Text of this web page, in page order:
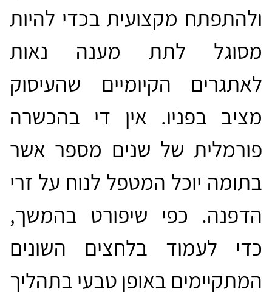
ולהתפתח מקצועית בכדי להיות
מסוגל לתת מענה נאות
לאתגרים הקיומיים שהעיסוק
מציב בפניו. אין די בהכשרה
פורמלית של שנים מספר אשר
בתומה יוכל המטפל לנוח על זרי
הדפנה. כפי שיפורט בהמשך,
כדי לעמוד בלחצים השונים
המתקיימים באופן טבעי בתהליך